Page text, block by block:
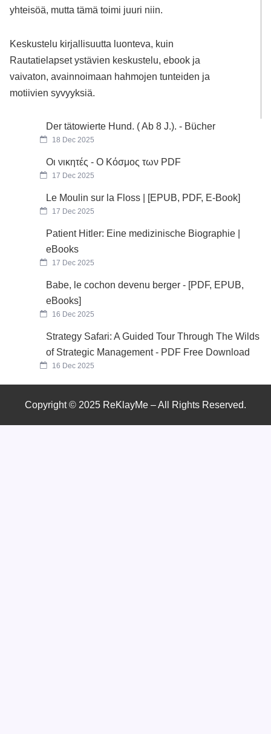
yhteisöä, mutta tämä toimi juuri niin.
Keskustelu kirjallisuutta luonteva, kuin
Rautatielapset ystävien keskustelu, ebook ja
vaivaton, avainnoimaan hahmojen tunteiden ja
motiivien syvyyksiä.
Der tätowierte Hund. ( Ab 8 J.). - Bücher
18 Dec 2025
Οι νικητές - Ο Κόσμος των PDF
17 Dec 2025
Le Moulin sur la Floss | [EPUB, PDF, E-Book]
17 Dec 2025
Patient Hitler: Eine medizinische Biographie |
eBooks
17 Dec 2025
Babe, le cochon devenu berger - [PDF, EPUB,
eBooks]
16 Dec 2025
Strategy Safari: A Guided Tour Through The Wilds
of Strategic Management - PDF Free Download
16 Dec 2025
Copyright © 2025 ReKlayMe – All Rights Reserved.